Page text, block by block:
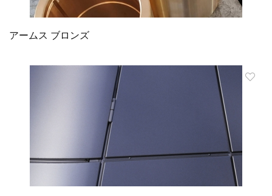
アームス ブロンズ